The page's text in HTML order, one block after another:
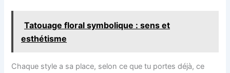
Tatouage floral symbolique : sens et
esthétisme
Chaque style a sa place, selon ce que tu portes déjà, ce